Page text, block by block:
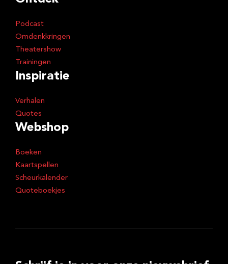
Podcast
Omdenkkringen
Theatershow
Trainingen
Inspiratie
Verhalen
Quotes
Webshop
Boeken
Kaartspellen
Scheurkalender
Quoteboekjes